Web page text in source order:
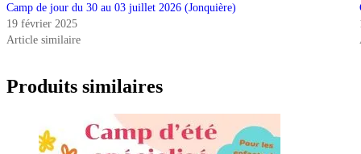
Camp de jour du 30 au 03 juillet 2026 (Jonquière)
19 février 2025
Article similaire
Produits similaires